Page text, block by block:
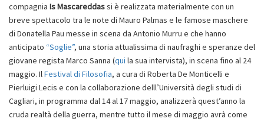
compagnia Is Mascareddassi è realizzata materialmente con un
breve spettacolo tra le note di Mauro Palmas e le famose maschere
di Donatella Pau messe in scena da Antonio Murru e che hanno
anticipato “Soglie”, una storia attualissima di naufraghi e speranze del
giovane regista Marco Sanna (qui la sua intervista), in scena fino al 24
maggio. IlFestival di Filosofia, a cura di Roberta De Monticelli e
Pierluigi Lecis e con la collaborazione delll’Università degli studi di
Cagliari, in programma dal 14 al 17 maggio, analizzerà quest’anno la
cruda realtà della guerra, mentre tutto il mese di maggio avrà come